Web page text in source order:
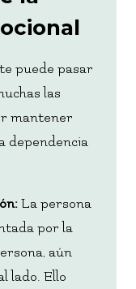
puede pasar
las
mantener
dependencia
La persona
por la
aún
lado. Ello